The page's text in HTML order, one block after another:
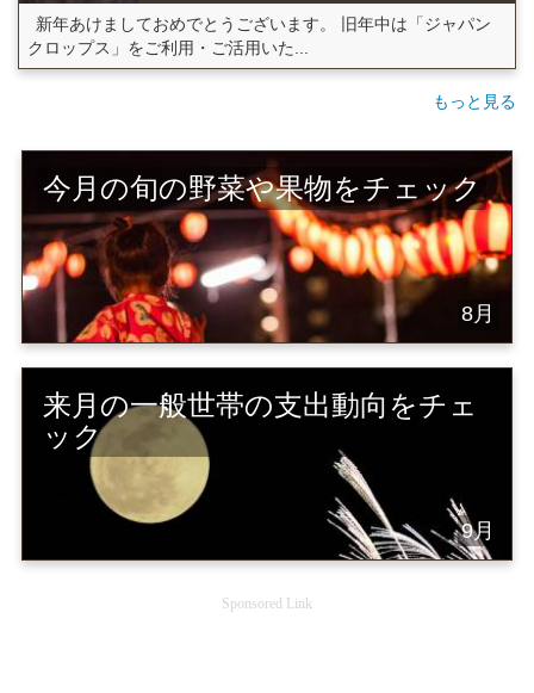
新年あけましておめでとうございます。 旧年中は「ジャパン
クロップス」をご利用・ご活用いた...
もっと見る
今月の旬の野菜や果物をチェック
8月
来月の一般世帯の支出動向をチェ
ック
9月
Sponsored Link